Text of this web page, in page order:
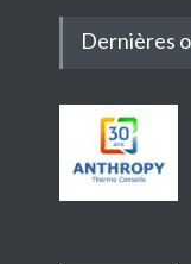
Dernières